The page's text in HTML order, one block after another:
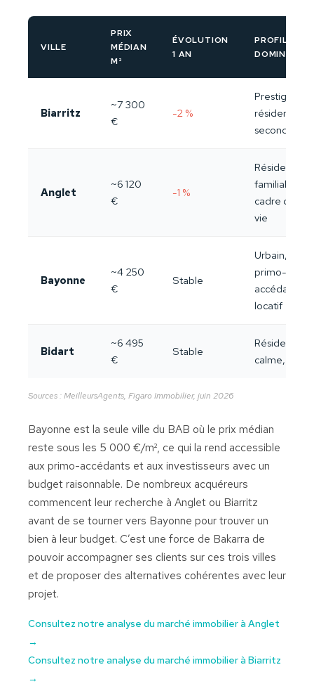
VILLE
PRIX
MÉDIAN
M²
ÉVOLUTION
1 AN
PROFIL
DOMINANT
Biarritz
~7 300
€
-2 %
Prestige,
résidences
secondaires
Anglet
~6 120
€
-1 %
Résidentiel
familial,
cadre de
vie
Bayonne
~4 250
€
Stable
Urbain,
primo-
accédants,
locatif
Bidart
~6 495
€
Stable
Résidentiel
calme, surf
Sources : MeilleursAgents, Figaro Immobilier, juin 2026
Bayonne est la seule ville du BAB où le prix médian
reste sous les 5 000 €/m², ce qui la rend accessible
aux primo-accédants et aux investisseurs avec un
budget raisonnable. De nombreux acquéreurs
commencent leur recherche à Anglet ou Biarritz
avant de se tourner vers Bayonne pour trouver un
bien à leur budget. C’est une force de Bakarra de
pouvoir accompagner ses clients sur ces trois villes
et de proposer des alternatives cohérentes avec leur
projet.
Consultez notre analyse du marché immobilier à Anglet
→
Consultez notre analyse du marché immobilier à Biarritz
→